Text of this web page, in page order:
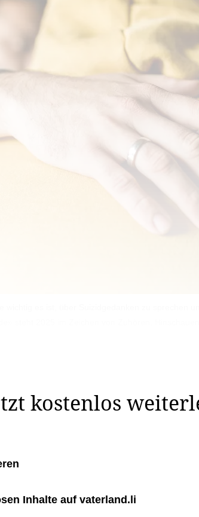
kostenlos
Inhalte auf vaterland.li